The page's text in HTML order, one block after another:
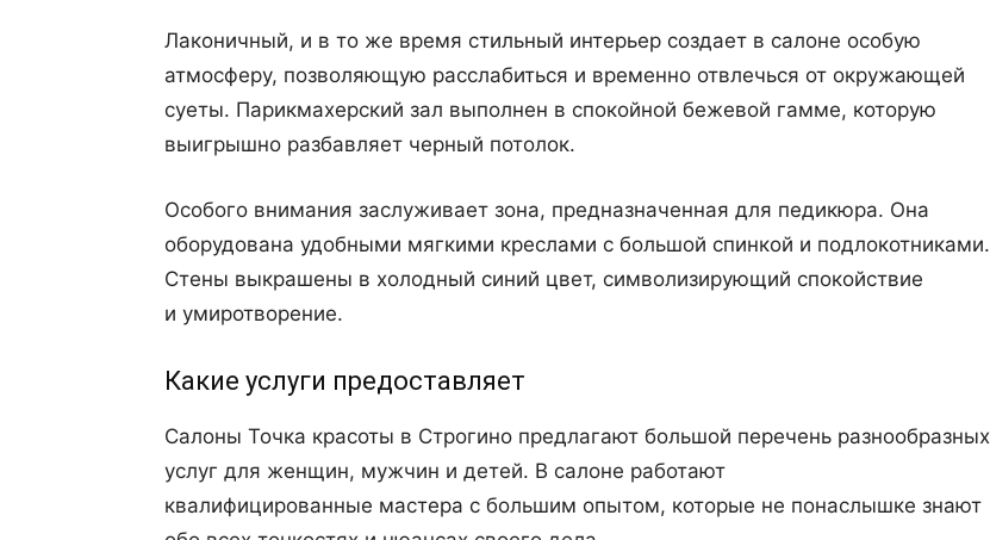
Лаконичный, и в то же время стильный интерьер создает в салоне особую
атмосферу, позволяющую расслабиться и временно отвлечься от окружающей
суеты. Парикмахерский зал выполнен в спокойной бежевой гамме, которую
выигрышно разбавляет черный потолок.
Особого внимания заслуживает зона, предназначенная для педикюра. Она
оборудована удобными мягкими креслами с большой спинкой и подлокотниками.
Стены выкрашены в холодный синий цвет, символизирующий спокойствие
и умиротворение.
Какие услуги предоставляет
Салоны Точка красоты в Строгино предлагают большой перечень разнообразных
услуг для женщин, мужчин и детей. В салоне работают
квалифицированные мастера с большим опытом, которые не понаслышке знают